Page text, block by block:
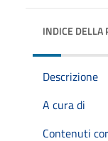
INDICE DELLA
Descrizione
A cura di
Contenuti